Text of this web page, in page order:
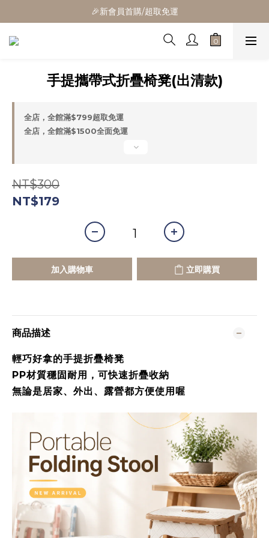
🎁全館消費滿1300立折100
🎉新會員首購/超取免運
🚛全館滿$799超取免運  $1500宅配免運
手提攜帶式折疊椅凳(出清款)
全店，全館滿$799超取免運
全店，全館滿$1500全面免運
NT$300
NT$179
加入購物車 立即購買
商品描述
輕巧好拿的手提折疊椅凳
PP材質穩固耐用，可快速折疊收納
無論是居家、外出、露營都方便使用喔